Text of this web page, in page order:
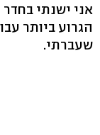
אני ישנתי בחדר
הגרוע ביותר
שעברתי.